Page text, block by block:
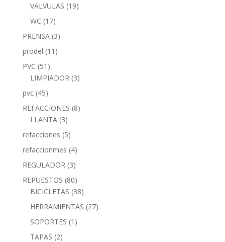
VALVULAS (19)
WC (17)
PRENSA (3)
prodel (11)
PVC (51)
LIMPIADOR (3)
pvc (45)
REFACCIONES (8)
LLANTA (3)
refacciones (5)
refaccionmes (4)
REGULADOR (3)
REPUESTOS (80)
BICICLETAS (38)
HERRAMIENTAS (27)
SOPORTES (1)
TAPAS (2)